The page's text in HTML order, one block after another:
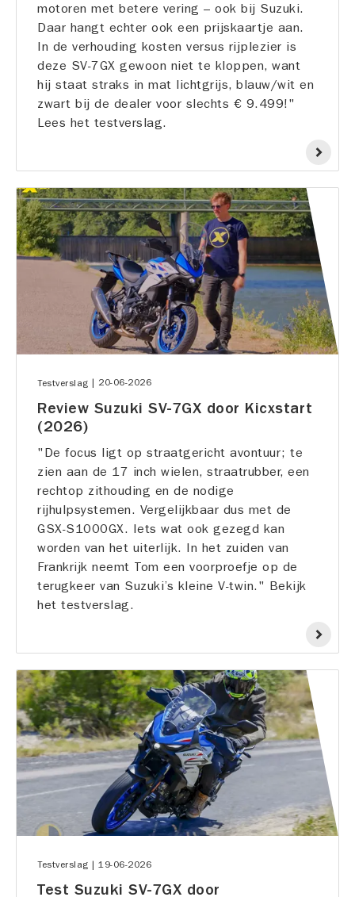
motoren met betere vering – ook bij Suzuki.
Daar hangt echter ook een prijskaartje aan.
In de verhouding kosten versus rijplezier is
deze SV-7GX gewoon niet te kloppen, want
hij staat straks in mat lichtgrijs, blauw/wit en
zwart bij de dealer voor slechts € 9.499!"
Lees het testverslag.
Testverslag | 20-06-2026
Review Suzuki SV-7GX door Kicxstart
(2026)
"De focus ligt op straatgericht avontuur; te
zien aan de 17 inch wielen, straatrubber, een
rechtop zithouding en de nodige
rijhulpsystemen. Vergelijkbaar dus met de
GSX-S1000GX. Iets wat ook gezegd kan
worden van het uiterlijk. In het zuiden van
Frankrijk neemt Tom een voorproefje op de
terugkeer van Suzuki’s kleine V-twin." Bekijk
het testverslag.
Testverslag | 19-06-2026
Test Suzuki SV-7GX door